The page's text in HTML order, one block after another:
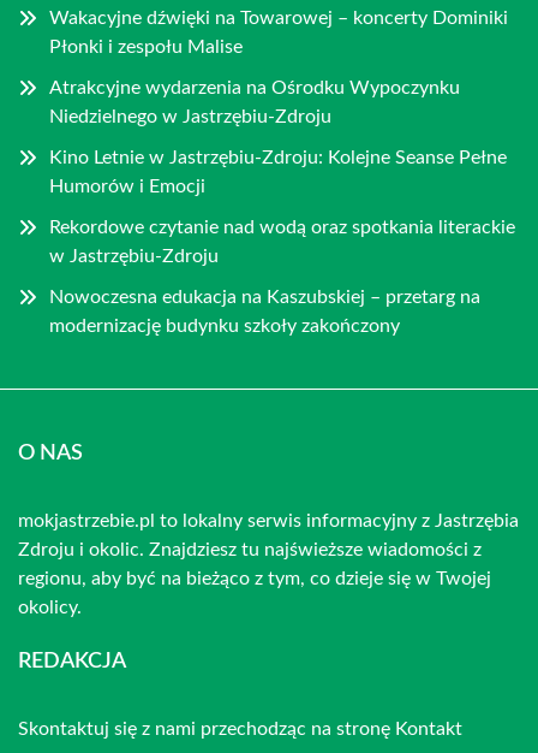
Wakacyjne dźwięki na Towarowej – koncerty Dominiki
Płonki i zespołu Malise
Atrakcyjne wydarzenia na Ośrodku Wypoczynku
Niedzielnego w Jastrzębiu-Zdroju
Kino Letnie w Jastrzębiu-Zdroju: Kolejne Seanse Pełne
Humorów i Emocji
Rekordowe czytanie nad wodą oraz spotkania literackie
w Jastrzębiu-Zdroju
Nowoczesna edukacja na Kaszubskiej – przetarg na
modernizację budynku szkoły zakończony
O NAS
mokjastrzebie.pl to lokalny serwis informacyjny z Jastrzębia
Zdroju i okolic. Znajdziesz tu najświeższe wiadomości z
regionu, aby być na bieżąco z tym, co dzieje się w Twojej
okolicy.
REDAKCJA
Skontaktuj się z nami przechodząc na stronę Kontakt